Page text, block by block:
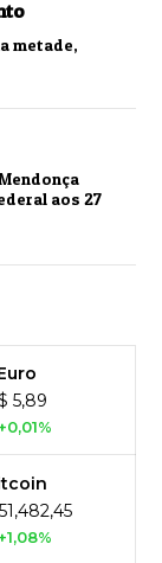
metade,
aos 27
5,89